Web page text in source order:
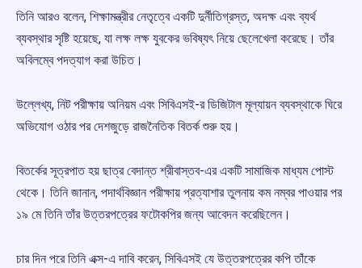
তিনি আরও বলেন, শিক্ষামন্ত্রীর নেতৃত্বে একটি দুর্নীতিগ্রস্ত, অদক্ষ এবং ব্যর্থ
ব্যবস্থার সৃষ্টি হয়েছে, যা লক্ষ লক্ষ যুবকের ভবিষ্যৎ নিয়ে ছেলেখেলা করেছে। তাঁর
অবিলম্বে পদত্যাগ করা উচিত।
উল্লেখ্য, নিট পরীক্ষায় অনিয়ম এবং সিবিএসই-র ডিজিটাল মূল্যায়ন ব্যবস্থাকে ঘিরে
অভিযোগ ওঠার পর দেশজুড়ে রাজনৈতিক বিতর্ক শুরু হয়।
বিতর্কের সূত্রপাত হয় ছাত্র বেদান্ত শ্রীবাস্তব-এর একটি সামাজিক মাধ্যম পোস্ট
থেকে। তিনি জানান, পদার্থবিজ্ঞান পরীক্ষায় প্রত্যাশার তুলনায় কম নম্বর পাওয়ার পর
১৯ মে তিনি তাঁর উত্তরপত্রের ফটোকপির জন্য আবেদন করেছিলেন।
চার দিন পরে তিনি এক্স-এ দাবি করেন, সিবিএসই যে উত্তরপত্রের কপি তাঁকে